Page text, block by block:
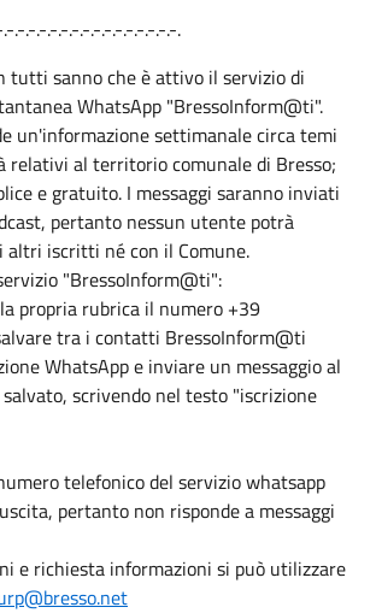
.-.-.-.-.-.-.-.-.-.-.-.-.-.-.-.
tutti sanno che è attivo il servizio di
WhatsApp "BressoInform@ti".
un'informazione settimanale circa temi
relativi al territorio comunale di Bresso;
e gratuito. I messaggi saranno inviati
pertanto nessun utente potrà
altri iscritti né con il Comune.
"BressoInform@ti":
propria rubrica il numero +39
tra i contatti BressoInform@ti
WhatsApp e inviare un messaggio al
scrivendo nel testo "iscrizione
telefonico del servizio whatsapp
pertanto non risponde a messaggi
e richiesta informazioni si può utilizzare